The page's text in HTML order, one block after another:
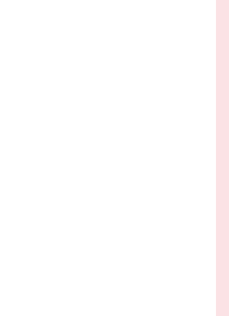
ちょこっと揚
えびの風味が